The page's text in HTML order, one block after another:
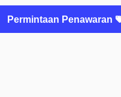
Permintaan Penawaran